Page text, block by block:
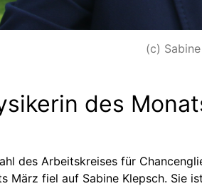
(c)
des
des Arbeitskreises für
März fiel auf Sabine Klepsch. Sie